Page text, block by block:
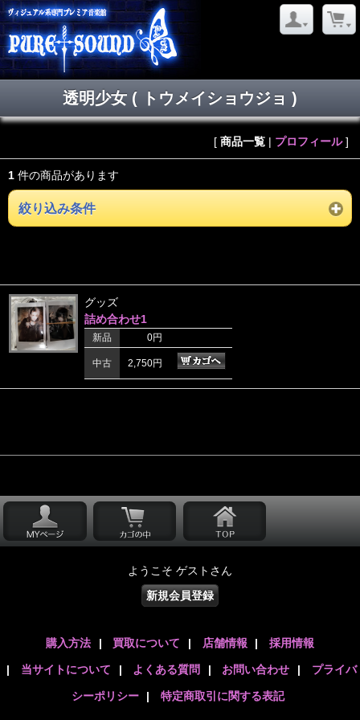
透明少女 ( トウメイショウジョ )
[ 商品一覧 | プロフィール]
1 件の商品があります
絞り込み条件
グッズ
詰め合わせ1
新品 0円
中古 2,750円
ようこそ ゲストさん
新規会員登録
購入方法 | 買取について | 店舗情報 | 採用情報
| 当サイトについて | よくある質問 | お問い合わせ | プライバ
シーポリシー | 特定商取引に関する表記